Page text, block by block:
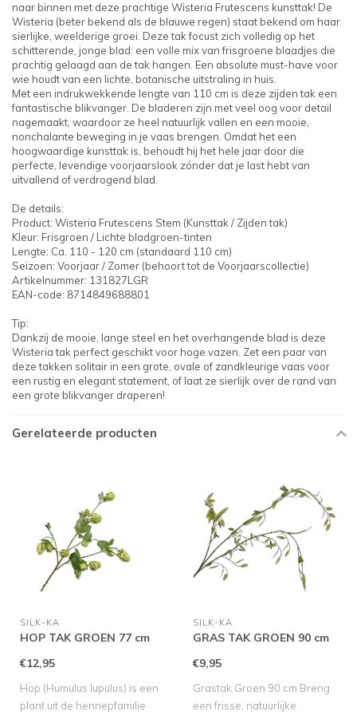
naar binnen met deze prachtige Wisteria Frutescens kunsttak! De
Wisteria (beter bekend als de blauwe regen) staat bekend om haar
sierlijke, weelderige groei. Deze tak focust zich volledig op het
schitterende, jonge blad: een volle mix van frisgroene blaadjes die
prachtig gelaagd aan de tak hangen. Een absolute must-have voor
wie houdt van een lichte, botanische uitstraling in huis.
Met een indrukwekkende lengte van 110 cm is deze zijden tak een
fantastische blikvanger. De bladeren zijn met veel oog voor detail
nagemaakt, waardoor ze heel natuurlijk vallen en een mooie,
nonchalante beweging in je vaas brengen. Omdat het een
hoogwaardige kunsttak is, behoudt hij het hele jaar door die
perfecte, levendige voorjaarslook zónder dat je last hebt van
uitvallend of verdrogend blad.
De details:
Product: Wisteria Frutescens Stem (Kunsttak / Zijden tak)
Kleur: Frisgroen / Lichte bladgroen-tinten
Lengte: Ca. 110 - 120 cm (standaard 110 cm)
Seizoen: Voorjaar / Zomer (behoort tot de Voorjaarscollectie)
Artikelnummer: 131827LGR
EAN-code: 8714849688801
Tip:
Dankzij de mooie, lange steel en het overhangende blad is deze
Wisteria tak perfect geschikt voor hoge vazen. Zet een paar van
deze takken solitair in een grote, ovale of zandkleurige vaas voor
een rustig en elegant statement, of laat ze sierlijk over de rand van
een grote blikvanger draperen!
Gerelateerde producten
SILK-KA
HOP TAK GROEN 77 cm
€12,95
Hop (Humulus lupulus) is een
plant uit de hennepfamilie
SILK-KA
GRAS TAK GROEN 90 cm
€9,95
Grastak Groen 90 cm Breng
een frisse, natuurlijke